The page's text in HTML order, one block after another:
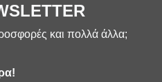
και πολλά άλλα;